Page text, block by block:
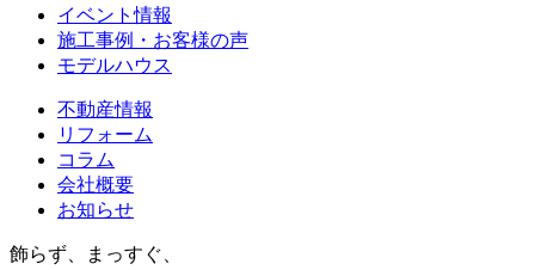
イベント情報
施工事例・お客様の声
モデルハウス
不動産情報
リフォーム
コラム
会社概要
お知らせ
飾らず、まっすぐ、